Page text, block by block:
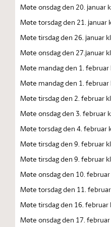
Møte onsdag den 20. januar
Møte torsdag den 21. januar
Møte tirsdag den 26. januar
Møte onsdag den 27.januar
Møte mandag den 1. februar
Møte mandag den 1. februar
Møte tirsdag den 2. februar
Møte onsdag den 3. februar
Møte torsdag den 4. februar
Møte tirsdag den 9. februar
Møte tirsdag den 9. februar
Møte onsdag den 10. februar
Møte torsdag den 11.
Møte tirsdag den 16. februar
Møte onsdag den 17. februar